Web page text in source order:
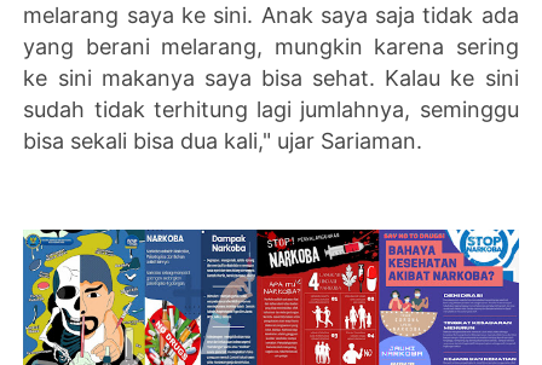
melarang saya ke sini. Anak saya saja tidak ada
yang berani melarang, mungkin karena sering
ke sini makanya saya bisa sehat. Kalau ke sini
sudah tidak terhitung lagi jumlahnya, seminggu
bisa sekali bisa dua kali," ujar Sariaman.